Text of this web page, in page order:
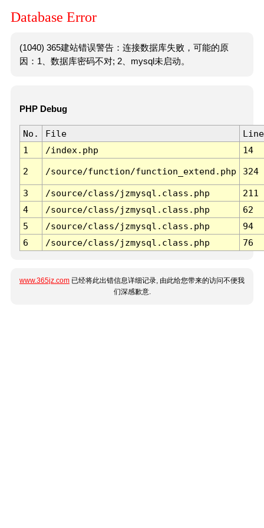
Database Error
(1040) 365建站错误警告：连接数据库失败，可能的原
因：1、数据库密码不对; 2、mysql未启动。
PHP Debug
No. File
Line
1
/index.php 14
2 /source/function/function_extend.php 324
3 /source/class/jzmysql.class.php
211
4
/source/class/jzmysql.class.php
62
5
/source/class/jzmysql.class.php
94
6
/source/class/jzmysql.class.php 76
www.365jz.com 已经将此出错信息详细记录, 由此给您带来的访问不便我
们深感歉意.